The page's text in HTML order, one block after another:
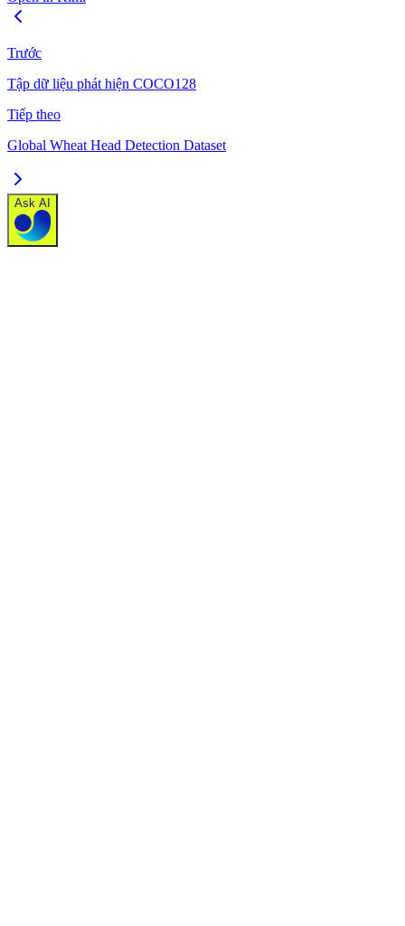
Trước
Tập dữ liệu phát hiện COCO128
Tiếp theo
Global Wheat Head Detection Dataset
Ask AI